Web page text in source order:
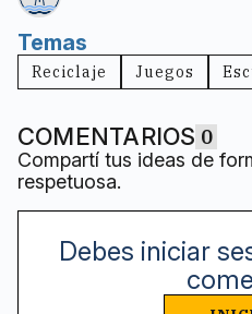
Temas
Reciclaje Juegos
COMENTARIOS 0
Compartí tus ideas de
respetuosa.
Debes iniciar